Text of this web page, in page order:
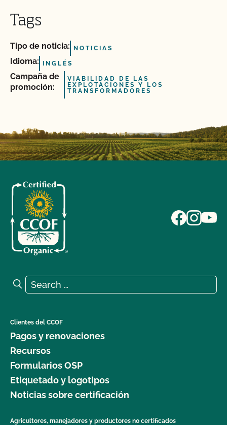
Tags
Tipo de noticia: NOTICIAS
Idioma: INGLÉS
Campaña de
promoción:
VIABILIDAD DE LAS
EXPLOTACIONES Y LOS
TRANSFORMADORES
Search for:
Search
Clientes del CCOF
Pagos y renovaciones
Recursos
Formularios OSP
Etiquetado y logotipos
Noticias sobre certificación
Agricultores, manejadores y productores no certificados